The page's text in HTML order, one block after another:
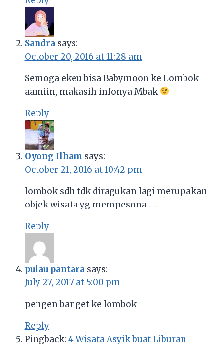
Sandra says:
October 20, 2016 at 11:28 am
Semoga ekeu bisa Babymoon ke Lombok
aamiin, makasih infonya Mbak
Reply
Oyong Ilham says:
October 21, 2016 at 10:42 pm
lombok sdh tdk diragukan lagi merupakan
objek wisata yg mempesona ….
Reply
pulau pantara says:
July 27, 2017 at 5:00 pm
pengen banget ke lombok
Reply
Pingback: 4 Wisata Asyik buat Liburan